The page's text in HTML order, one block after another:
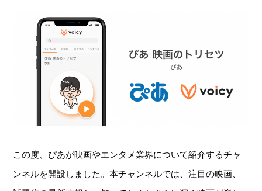
この度、ぴあが映画やエンタメ業界について紹介するチャ
ンネルを開設しました。本チャンネルでは、注目の映画、